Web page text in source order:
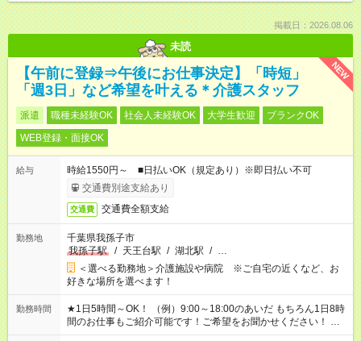
掲載日：2026.08.06
未読
NEW
【午前に登録⇒午後にお仕事決定】「時短」
「週3日」など希望を叶える＊介護スタッフ
派遣 職種未経験OK 社会人未経験OK 大学生歓迎
ブランクOK
WEB登録・面接OK
給与
時給1550円～ ■日払いOK（規定あり）※即日払い不可
交通費別途支給あり
交通費 交通費全額支給
勤務地
千葉県我孫子市
我孫子駅
/ 天王台駅 / 湖北駅 / …
＜選べる勤務地＞介護施設や病院 ※ご自宅の近くなど、お
好きな場所を選べます！
勤務時間
★1日5時間～OK！ （例）9:00～18:00のあいだ もちろん1日8時
間のお仕事もご紹介可能です！ご希望をお聞かせください！ ※
週最低15時間以上の勤務が必要です